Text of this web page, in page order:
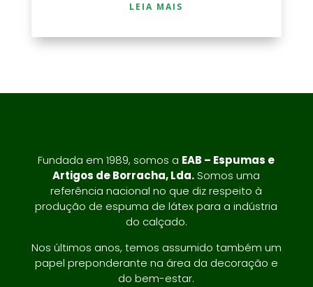
LEIA MAIS
Fundada em 1989, somos a EAB – Espumas e
Artigos de Borracha, Lda.Somos uma
referência nacional no que diz respeito à
produção de espuma de látex para a indústria
do calçado.
Nos últimos anos, temos assumido também um
papel preponderante na área da decoração e
do bem-estar.